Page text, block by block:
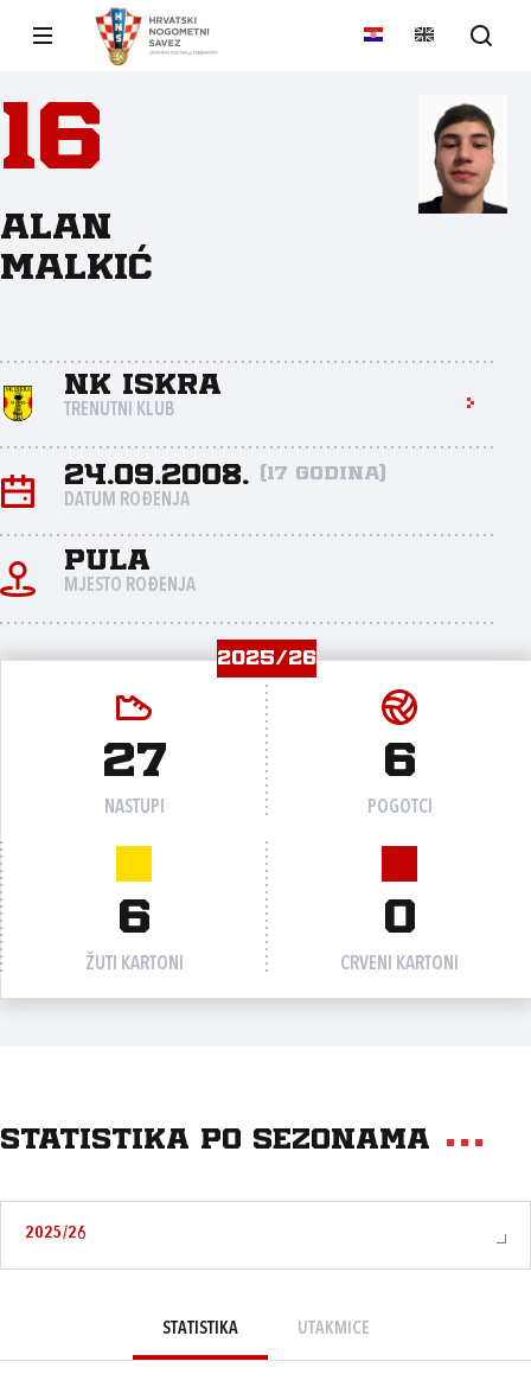
16
Alan
Malkić
NK Iskra
TRENUTNI KLUB
24.09.2008. (17 godina)
DATUM ROĐENJA
Pula
MJESTO ROĐENJA
2025/26
27
NASTUPI
6
POGOTCI
6
ŽUTI KARTONI
0
CRVENI KARTONI
Statistika po sezonama
2025/26
STATISTIKA UTAKMICE